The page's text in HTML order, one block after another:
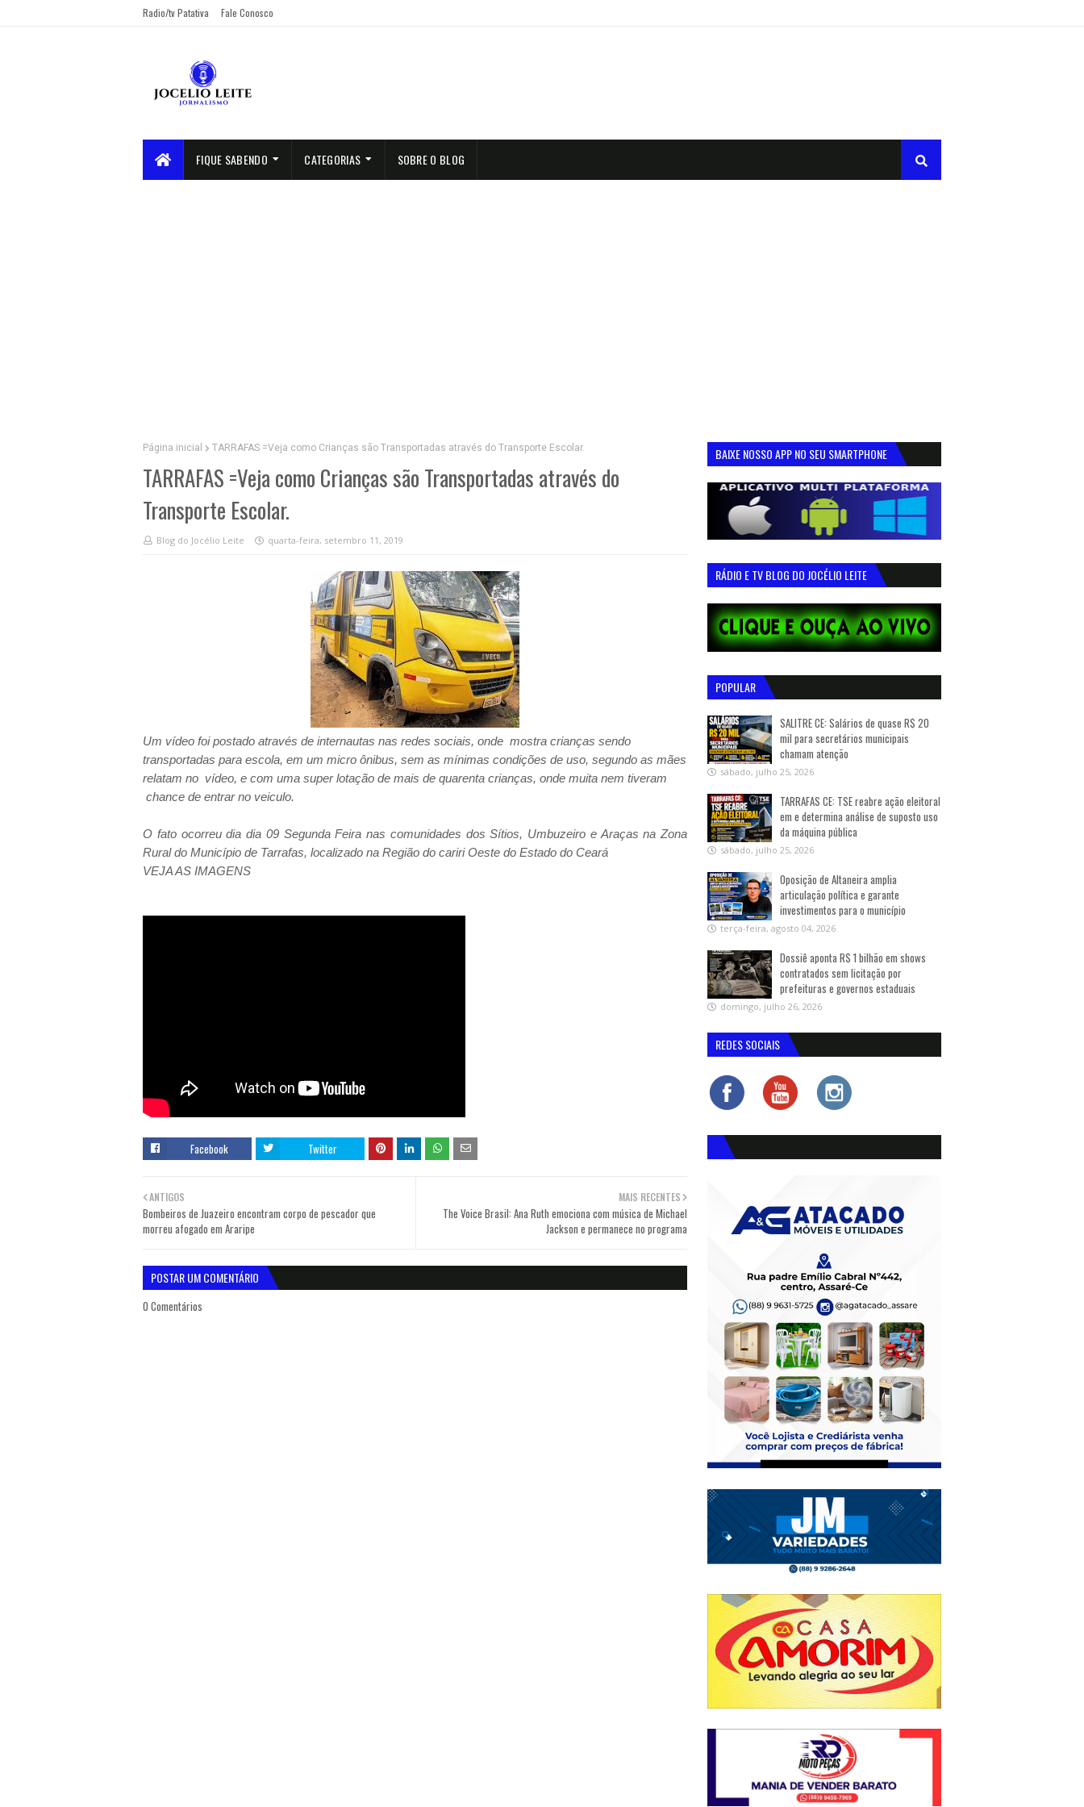
Radio/tv Patativa Fale Conosco
FIQUE SABENDO CATEGORIAS SOBRE O BLOG
Página inicial TARRAFAS =Veja como Crianças são Transportadas através do Transporte Escolar.
TARRAFAS =Veja como Crianças são Transportadas através do
Transporte Escolar.
Blog do Jocélio Leite quarta-feira, setembro 11, 2019
Um vídeo foi postado através de internautas nas redes sociais, onde mostra crianças sendo
transportadas para escola, em um micro ônibus, sem as mínimas condições de uso, segundo as mães
relatam no vídeo, e com uma super lotação de mais de quarenta crianças, onde muita nem tiveram
chance de entrar no veiculo.
O fato ocorreu dia dia 09 Segunda Feira nas comunidades dos Sítios, Umbuzeiro e Araças na Zona
Rural do Município de Tarrafas, localizado na Região do cariri Oeste do Estado do Ceará
VEJA AS IMAGENS
Facebook Twitter
MAIS RECENTES
The Voice Brasil: Ana Ruth emociona com música de Michael
Jackson e permanece no programa
ANTIGOS
Bombeiros de Juazeiro encontram corpo de pescador que
morreu afogado em Araripe
POSTAR UM COMENTÁRIO
0 Comentários
BAIXE NOSSO APP NO SEU SMARTPHONE
RÁDIO E TV BLOG DO JOCÉLIO LEITE
POPULAR
SALITRE CE: Salários de quase R$ 20
mil para secretários municipais
chamam atenção
sábado, julho 25, 2026
TARRAFAS CE: TSE reabre ação eleitoral
em e determina análise de suposto uso
da máquina pública
sábado, julho 25, 2026
Oposição de Altaneira amplia
articulação política e garante
investimentos para o município
terça-feira, agosto 04, 2026
Dossiê aponta R$ 1 bilhão em shows
contratados sem licitação por
prefeituras e governos estaduais
domingo, julho 26, 2026
REDES SOCIAIS